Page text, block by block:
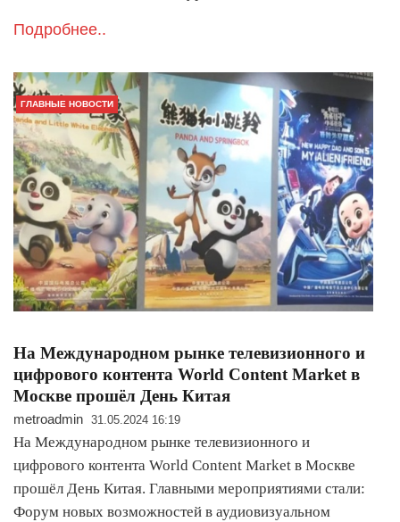
Подробнее..
ГЛАВНЫЕ НОВОСТИ
На Международном рынке телевизионного и
цифрового контента World Content Market в
Москве прошёл День Китая
metroadmin 31.05.2024 16:19
На Международном рынке телевизионного и
цифрового контента World Content Market в Москве
прошёл День Китая. Главными мероприятиями стали:
Форум новых возможностей в аудиовизуальном